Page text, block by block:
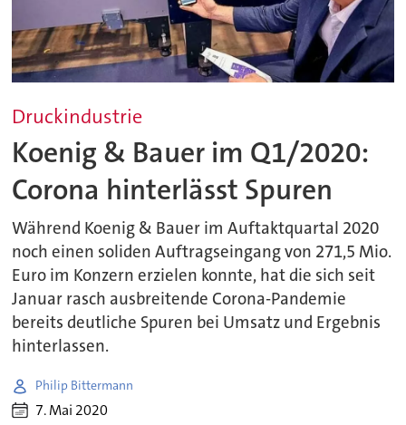
Druckindustrie
Koenig & Bauer im Q1/2020:
Corona hinterlässt Spuren
Während Koenig & Bauer im Auftaktquartal 2020
noch einen soliden Auftragseingang von 271,5 Mio.
Euro im Konzern erzielen konnte, hat die sich seit
Januar rasch ausbreitende Corona-Pandemie
bereits deutliche Spuren bei Umsatz und Ergebnis
hinterlassen.
Philip Bittermann
7. Mai 2020